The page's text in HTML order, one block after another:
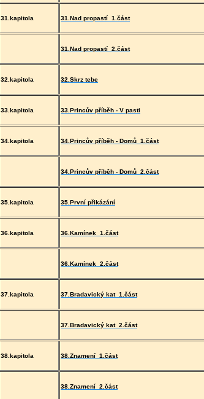
31.kapitola 31.Nad propastí 1.část
31.Nad propastí 2.část
32.kapitola 32.Skrz tebe
33.kapitola 33.Princův příběh - V pasti
34.kapitola 34.Princův příběh - Domů 1.část
34.Princův příběh - Domů 2.část
35.kapitola 35.První přikázání
36.kapitola 36.Kamínek 1.část
36.Kamínek 2.část
37.kapitola 37.Bradavický kat 1.část
37.Bradavický kat 2.část
38.kapitola 38.Znamení 1.část
38.Znamení 2.část